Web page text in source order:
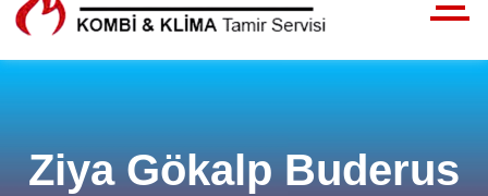
Ziya Gökalp Buderus